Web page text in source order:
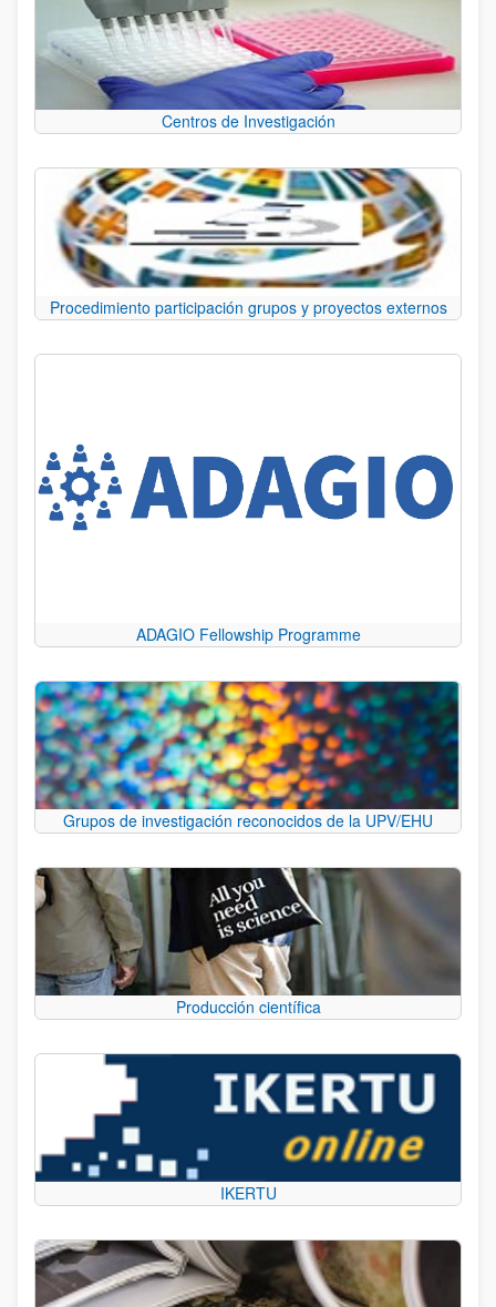
Centros de Investigación
Procedimiento participación grupos y proyectos externos
ADAGIO Fellowship Programme
Grupos de investigación reconocidos de la UPV/EHU
Producción científica
IKERTU